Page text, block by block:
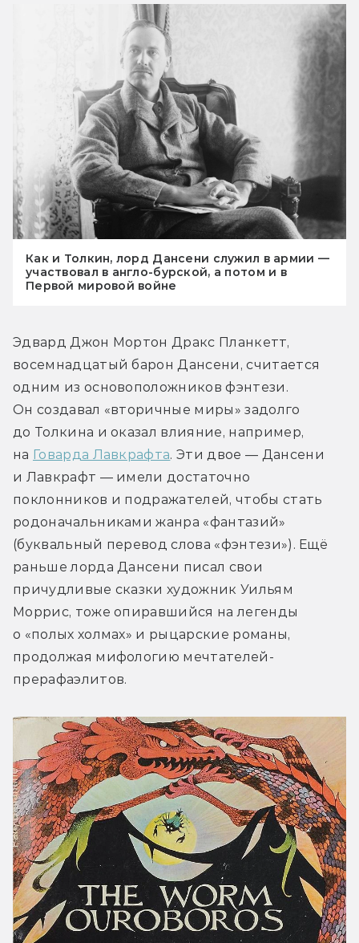
Как и Толкин, лорд Дансени служил в армии —
участвовал в англо-бурской, а потом и в
Первой мировой войне
Эдвард Джон Мортон Дракс Планкетт,
восемнадцатый барон Дансени, считается
одним из основоположников фэнтези.
Он создавал «вторичные миры» задолго
до Толкина и оказал влияние, например,
на Говарда Лавкрафта. Эти двое — Дансени
и Лавкрафт — имели достаточно
поклонников и подражателей, чтобы стать
родоначальниками жанра «фантазий»
(буквальный перевод слова «фэнтези»). Ещё
раньше лорда Дансени писал свои
причудливые сказки художник Уильям
Моррис, тоже опиравшийся на легенды
о «полых холмах» и рыцарские романы,
продолжая мифологию мечтателей-
прерафаэлитов.